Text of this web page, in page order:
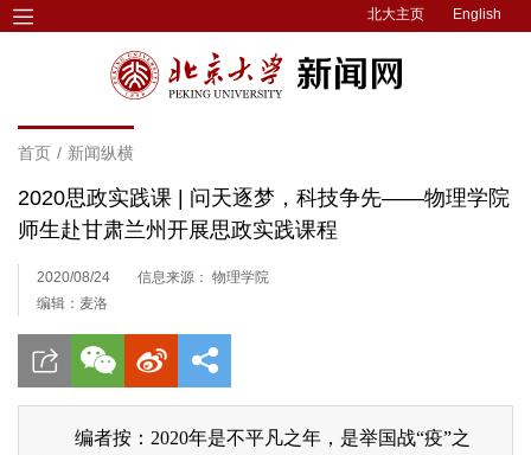
北大主页 English
首页 / 新闻纵横
2020思政实践课 | 问天逐梦，科技争先——物理学院
师生赴甘肃兰州开展思政实践课程
2020/08/24
信息来源： 物理学院
编辑：麦洛
编者按：2020年是不平凡之年，是举国战“疫”之